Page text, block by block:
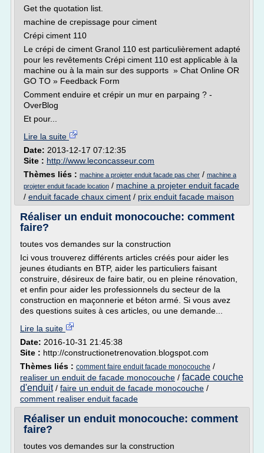
Get the quotation list.
machine de crepissage pour ciment
Crépi ciment 110
Le crépi de ciment Granol 110 est particulièrement adapté
pour les revêtements Crépi ciment 110 est applicable à la
machine ou à la main sur des supports » Chat Online OR
GO TO » Feedback Form
Comment enduire et crépir un mur en parpaing ? -
OverBlog
Et pour...
Lire la suite
Date: 2013-12-17 07:12:35
Site : http://www.leconcasseur.com
Thèmes liés : machine a projeter enduit facade pas cher / machine a
projeter enduit facade location / machine a projeter enduit facade
/ enduit facade chaux ciment / prix enduit facade maison
Réaliser un enduit monocouche: comment
faire?
toutes vos demandes sur la construction
Ici vous trouverez différents articles créés pour aider les
jeunes étudiants en BTP, aider les particuliers faisant
construire, désireux de faire batir, ou en pleine rénovation,
et enfin pour aider les professionnels du secteur de la
construction en maçonnerie et béton armé. Si vous avez
des questions suites à ces articles, ou une demande...
Lire la suite
Date: 2016-10-31 21:45:38
Site : http://constructionetrenovation.blogspot.com
Thèmes liés : comment faire enduit facade monocouche /
realiser un enduit de facade monocouche / facade couche
d'enduit/ faire un enduit de facade monocouche /
comment realiser enduit facade
Réaliser un enduit monocouche: comment
faire?
toutes vos demandes sur la construction